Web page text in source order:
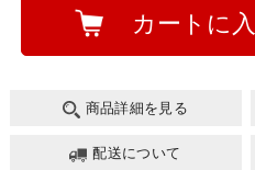
カートに
商品詳細を見る
配送について